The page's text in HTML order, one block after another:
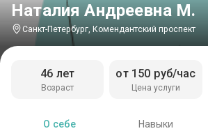
Наталия Андреевна М.
Санкт-Петербург, Комендантский проспект
Возраст
46 лет
Цена услуги
от 150 руб/час
О себе Навыки